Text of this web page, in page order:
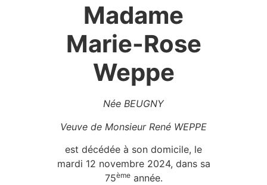
Madame
Marie-Rose
Weppe
Née BEUGNY
Veuve de Monsieur René WEPPE
est décédée à son domicile, le
mardi 12 novembre 2024, dans sa
75èmeannée.